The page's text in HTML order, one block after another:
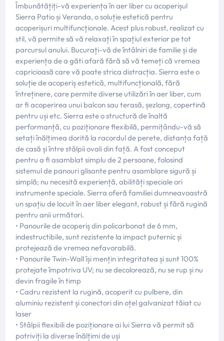
Îmbunătățiți-vă experiența în aer liber cu acoperișul
Sierra Patio și Veranda, o soluție estetică pentru
acoperișuri multifuncționale. Acest plus robust, realizat cu
stil, vă permite să vă relaxați în spațiul exterior pe tot
parcursul anului. Bucurați-vă de întâlniri de familie și de
experiența de a găti afară fără să vă temeți că vremea
capricioasă care vă poate strica distracția. Sierra este o
soluție de acoperiș estetică, multifuncțională, fără
întreținere, care permite diverse utilizări în aer liber, cum
ar fi acoperirea unui balcon sau terasă, șezlong, copertină
pentru uși etc. Sierra este o structură de înaltă
performanță, cu poziționare flexibilă, permițându-vă să
setați înălțimea dorită la racordul de perete, distanța față
de casă și între stâlpii ovali din față. A fost conceput
pentru a fi asamblat simplu de 2 persoane, folosind
sistemul de panouri glisante pentru asamblare sigură și
simplă; nu necesită experiență, abilități speciale ori
instrumente speciale. Sierra oferă familiei dumneavoastră
un spațiu de locuit în aer liber elegant, robust și fără rugină
pentru anii următori.
• Panourile de acoperiș din policarbonat de 6 mm,
indestructibile, sunt rezistente la impact puternic și
protejează de vremea nefavorabilă.
• Panourile Twin-Wall își mențin integritatea și sunt 100%
protejate împotriva UV; nu se decolorează, nu se rup și nu
devin fragile în timp
• Cadru rezistent la rugină, acoperit cu pulbere, din
aluminiu rezistent și conectori din oțel galvanizat tăiat cu
laser
• Stâlpii flexibili de poziționare ai lui Sierra vă permit să
potriviți la diverse înălțimi de uși